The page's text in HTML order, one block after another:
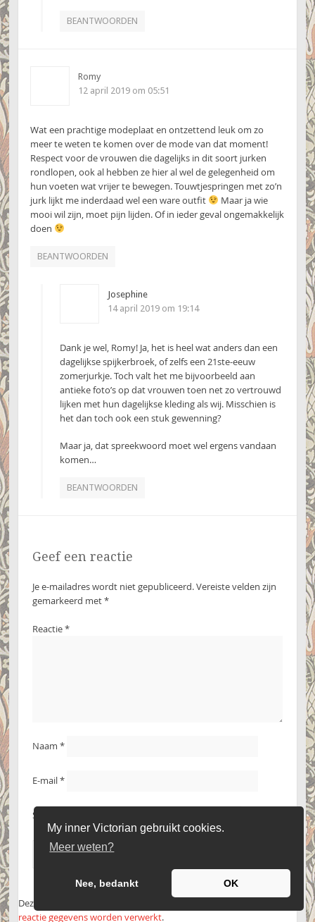
My inner Victorian gebruikt cookies.
Meer weten?
Nee, bedankt OK
BEANTWOORDEN
Romy
12 april 2019 om 05:51
Wat een prachtige modeplaat en ontzettend leuk om zo
meer te weten te komen over de mode van dat moment!
Respect voor de vrouwen die dagelijks in dit soort jurken
rondlopen, ook al hebben ze hier al wel de gelegenheid om
hun voeten wat vrijer te bewegen. Touwtjespringen met zo’n
jurk lijkt me inderdaad wel een ware outfit
Maar ja wie
mooi wil zijn, moet pijn lijden. Of in ieder geval ongemakkelijk
doen
BEANTWOORDEN
Josephine
14 april 2019 om 19:14
Dank je wel, Romy! Ja, het is heel wat anders dan een
dagelijkse spijkerbroek, of zelfs een 21ste-eeuw
zomerjurkje. Toch valt het me bijvoorbeeld aan
antieke foto’s op dat vrouwen toen net zo vertrouwd
lijken met hun dagelijkse kleding als wij. Misschien is
het dan toch ook een stuk gewenning?
Maar ja, dat spreekwoord moet wel ergens vandaan
komen…
BEANTWOORDEN
Geef een reactie
Je e-mailadres wordt niet gepubliceerd.Vereiste velden zijn
gemarkeerd met*
Reactie*
Naam *
E-mail*
Site
Deze site gebruikt Akismet om spam te verminderen.
reactie gegevens worden verwerkt.